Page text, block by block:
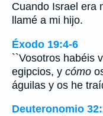
Cuando Israel era
llamé a mi hijo.
Éxodo 19:4-6
``Vosotros habéis
egipcios, y cómo
águilas y os he
Deuteronomio